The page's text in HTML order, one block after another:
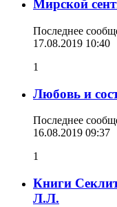
Мирской
Последнее
17.08.2019 10:40
1
Любовь и
Последнее
16.08.2019 09:37
1
Книги
Л.Л.